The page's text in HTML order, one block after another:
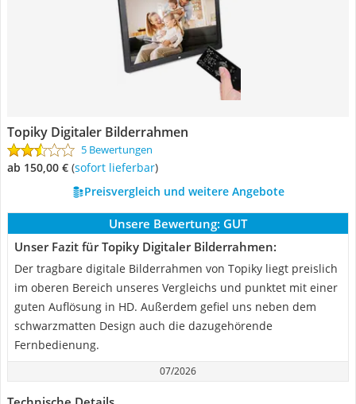
Topiky Digitaler Bilderrahmen
5 Bewertungen
ab 150,00 € ( Sofort lieferbar)
Preisvergleich und weitere Angebote
Unsere Bewertung: GUT
Unser Fazit für Topiky Digitaler Bilderrahmen:
Der tragbare digitale Bilderrahmen von Topiky liegt preislich
im oberen Bereich unseres Vergleichs und punktet mit einer
guten Auflösung in HD. Außerdem gefiel uns neben dem
schwarzmatten Design auch die dazugehörende
Fernbedienung.
07/2026